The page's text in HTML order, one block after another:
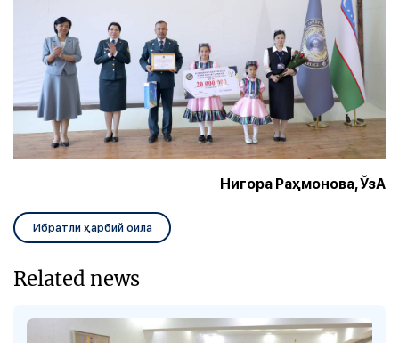
Нигора Раҳмонова, ЎзА
Ибратли ҳарбий оила
Related news